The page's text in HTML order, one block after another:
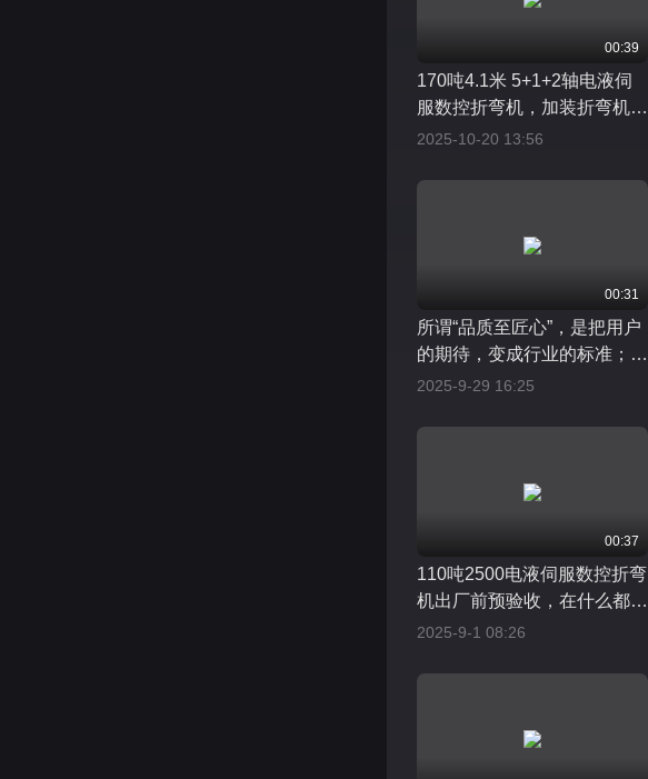
00:39
170吨4.1米 5+1+2轴电液伺
服数控折弯机，加装折弯机光
电保护装置，响应速度快防护
新为驱动，以质量为根本
2025-10-20 13:56
00:31
所谓“品质至匠心”，是把用户
的期待，变成行业的标准；把
行业的难题，变成我们的突破
的匠心，打造让用户“长期信
2025-9-29 16:25
00:37
110吨2500电液伺服数控折弯
机出厂前预验收，在什么都卷
的时代，我们只想把心思用在
才能接住客户的信任
2025-9-1 08:26